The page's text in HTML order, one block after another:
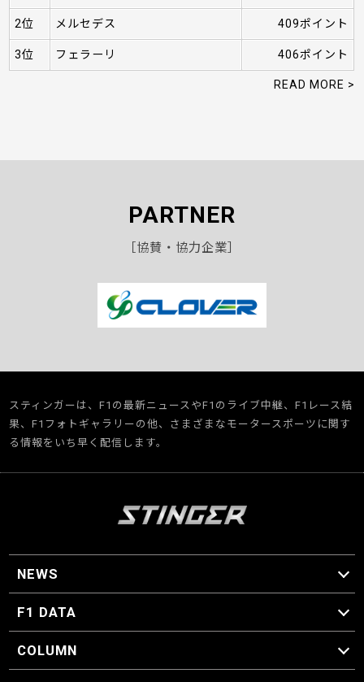
2位 メルセデス 409ポイント
3位 フェラーリ 406ポイント
READ MORE >
PARTNER
［協賛・協力企業］
スティンガーは、F1の最新ニュースやF1のライブ中継、F1レース結
果、F1フォトギャラリーの他、さまざまなモータースポーツに関す
る情報をいち早く配信します。
NEWS
F1 ニュース
F1 DATA
F1 日程
F1 データ
COLUMN